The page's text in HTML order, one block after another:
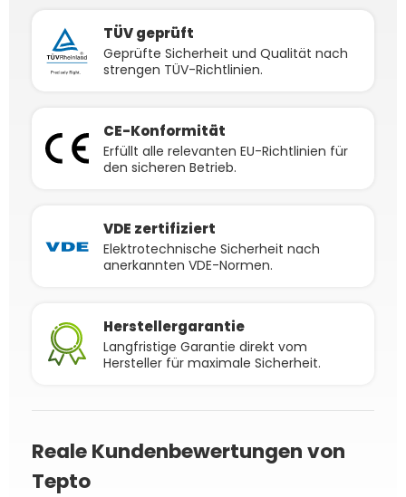
TÜV geprüft
Geprüfte Sicherheit und Qualität nach
strengen TÜV-Richtlinien.
CE-Konformität
Erfüllt alle relevanten EU-Richtlinien für
den sicheren Betrieb.
VDE zertifiziert
Elektrotechnische Sicherheit nach
anerkannten VDE-Normen.
Herstellergarantie
Langfristige Garantie direkt vom
Hersteller für maximale Sicherheit.
Reale Kundenbewertungen von
Tepto